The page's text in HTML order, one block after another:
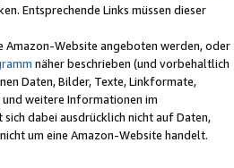
Entsprechende Links müssen dieser
Amazon-Website angeboten werden, oder
näher beschrieben (und vorbehaltlich
Daten, Bilder, Texte, Linkformate,
weitere Informationen im
dabei ausdrücklich nicht auf Daten,
um eine Amazon-Website handelt.